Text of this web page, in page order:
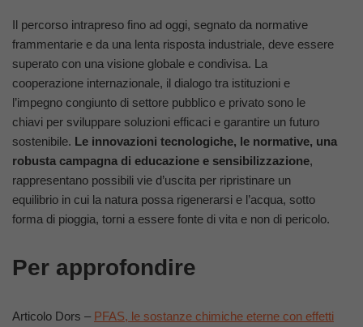
Il percorso intrapreso fino ad oggi, segnato da normative
frammentarie e da una lenta risposta industriale, deve essere
superato con una visione globale e condivisa. La
cooperazione internazionale, il dialogo tra istituzioni e
l’impegno congiunto di settore pubblico e privato sono le
chiavi per sviluppare soluzioni efficaci e garantire un futuro
sostenibile. Le innovazioni tecnologiche, le normative, una
robusta campagna di educazione e sensibilizzazione,
rappresentano possibili vie d’uscita per ripristinare un
equilibrio in cui la natura possa rigenerarsi e l’acqua, sotto
forma di pioggia, torni a essere fonte di vita e non di pericolo.
Per approfondire
Articolo Dors – PFAS, le sostanze chimiche eterne con effetti